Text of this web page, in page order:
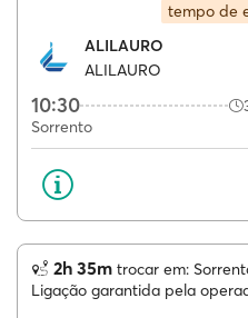
tempo de
ALILAURO
ALILAURO
10:30
Sorrento
2h 35m trocar em:
Ligação garantida pela